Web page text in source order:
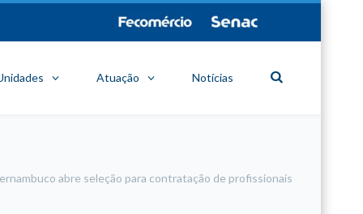
Atuação Notícias
abre seleção para contratação de profissionais